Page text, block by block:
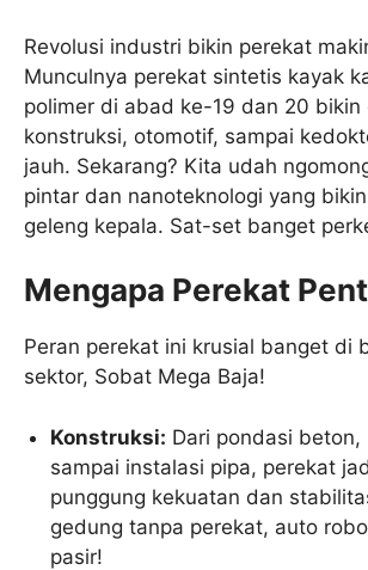
Revolusi industri bikin perekat
Munculnya perekat sintetis kayak
polimer di abad ke-19 dan 20 bikin
konstruksi, otomotif, sampai
jauh. Sekarang? Kita udah
pintar dan nanoteknologi yang
geleng kepala. Sat-set banget
Mengapa Perekat
Peran perekat ini krusial banget di
sektor, Sobat Mega Baja!
Konstruksi: Dari pondasi beton,
sampai instalasi pipa, perekat
punggung kekuatan dan
gedung tanpa perekat, auto
pasir!